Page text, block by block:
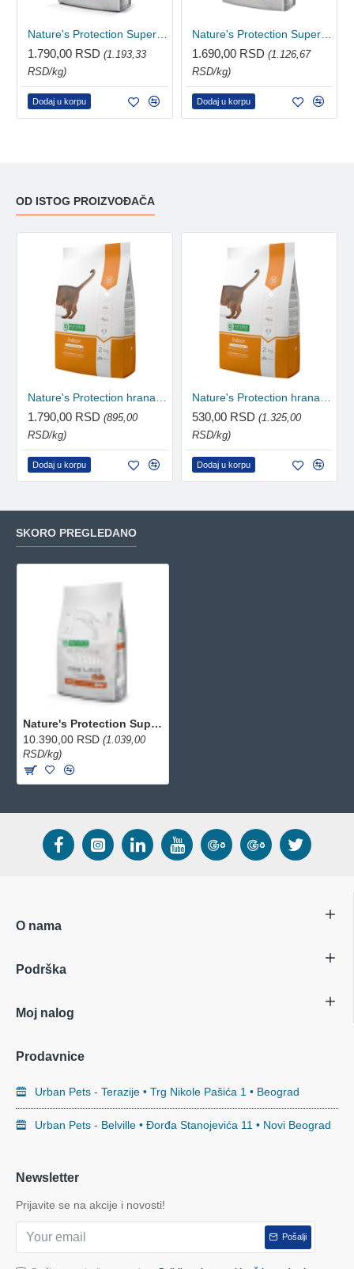
1.790,00 RSD (1.193,33
RSD/kg)
Dodaj u korpu
1.690,00 RSD (1.126,67
RSD/kg)
Dodaj u korpu
OD ISTOG PROIZVOĐAČA
1.790,00 RSD (895,00
RSD/kg)
Dodaj u korpu
530,00 RSD (1.325,00
RSD/kg)
Dodaj u korpu
SKORO PREGLEDANO
Nature's Protection Superior Care Adult Red coat hrana za riđe pse - Živina 10kg
10.390,00 RSD (1.039,00
RSD/kg)
O nama
Podrška
Moj nalog
Prodavnice
Urban Pets - Terazije • Trg Nikole Pašića 1 • Beograd
Urban Pets - Belville • Đorđa Stanojevića 11 • Novi Beograd
Newsletter
Prijavite se na akcije i novosti!
Pošalji